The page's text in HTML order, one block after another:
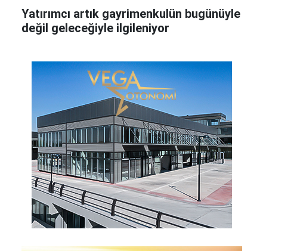
Yatırımcı artık gayrimenkulün bugünüyle
değil geleceğiyle ilgileniyor